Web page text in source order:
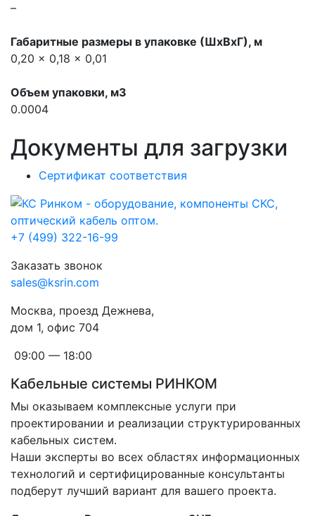
–
Габаритные размеры в упаковке (ШхВхГ), м
0,20 x 0,18 x 0,01
Объем упаковки, м3
0.0004
Документы для загрузки
Сертификат соответствия
+7 (499) 322-16-99
Заказать звонок
sales@ksrin.com
Москва, проезд Дежнева,
дом 1, офис 704
09:00 — 18:00
Кабельные системы РИНКОМ
Мы оказываем комплексные услуги при
проектировании и реализации структурированных
кабельных систем.
Наши эксперты во всех областях информационных
технологий и сертифицированные консультанты
подберут лучший вариант для вашего проекта.